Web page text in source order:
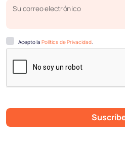
Su correo electrónico
Acepto la Política de Privacidad.